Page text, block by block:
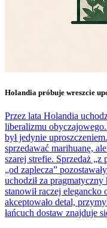
Holandia próbuje wreszcie
Przez lata Holandia
liberalizmu
był jedynie
sprzedawać marihuanę,
szarej strefie. Sprzedaż „z
„od zaplecza”
uchodził za
stanowił raczej
akceptowało detal,
łańcuch dostaw znajduje